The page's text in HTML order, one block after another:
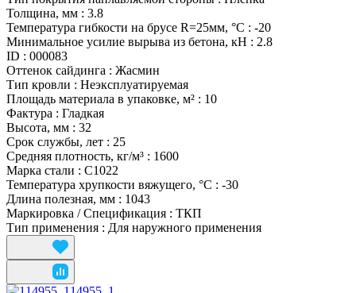
Толщина, мм : 3.8
Температура гибкости на брусе R=25мм, °С : -20
Минимальное усилие вырыва из бетона, кН : 2.8
ID : 000083
Оттенок сайдинга : Жасмин
Тип кровли : Неэксплуатируемая
Площадь материала в упаковке, м² : 10
Фактура : Гладкая
Высота, мм : 32
Срок службы, лет : 25
Средняя плотность, кг/м³ : 1600
Марка стали : C1022
Температура хрупкости вяжущего, °С : -30
Длина полезная, мм : 1043
Маркировка / Спецификация : ТКП
Тип применения : Для наружного применения